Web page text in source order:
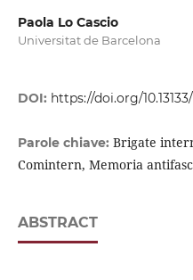
Paola Lo Cascio
Universitat de Barcelona
DOI: https://doi.org/
Parole chiave: Brigate
Comintern, Memoria
ABSTRACT